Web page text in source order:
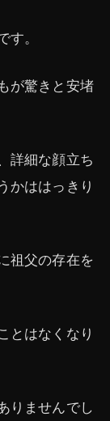
す。
が驚きと安堵
詳細な顔立ち
かははっきり
祖父の存在を
とはなくなり
りませんでし